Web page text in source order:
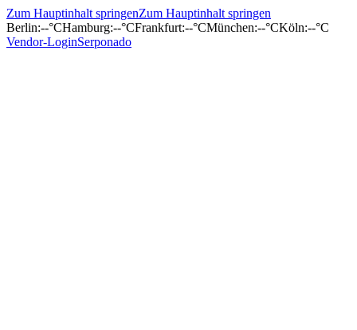
Zum Hauptinhalt springenZum Hauptinhalt springen
Berlin:--°CHamburg:--°CFrankfurt:--°CMünchen:--°CKöln:--°C
Vendor-LoginSerponado